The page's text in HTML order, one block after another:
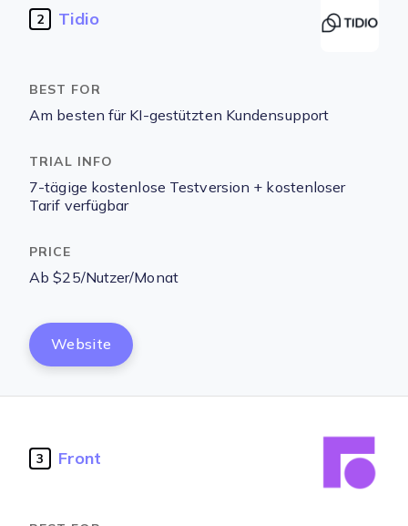
2 Tidio
Am besten für KI-gestützten Kundensupport
7-tägige kostenlose Testversion + kostenloser
Tarif verfügbar
Ab $25/Nutzer/Monat
Website
3 Front